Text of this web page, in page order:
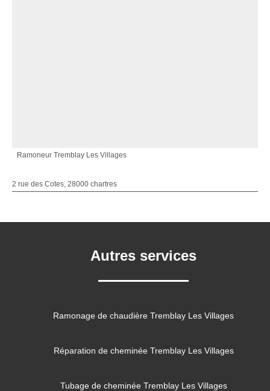
Ramoneur Tremblay Les Villages
2 rue des Cotes, 28000 chartres
Autres services
Ramonage de chaudière Tremblay Les Villages
Réparation de cheminée Tremblay Les Villages
Tubage de cheminée Tremblay Les Villages